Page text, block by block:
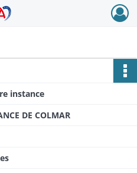
- Colmar
instance
DE COLMAR